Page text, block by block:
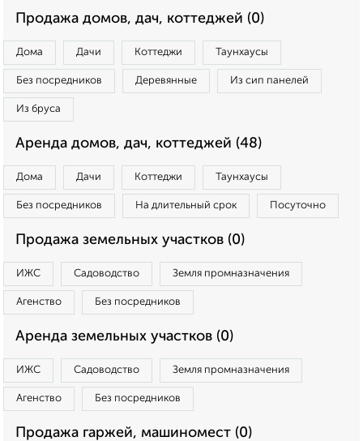
Продажа домов, дач, коттеджей (0)
Дома Дачи Коттеджи Таунхаусы
Без посредников Деревянные Из сип панелей
Из бруса
Аренда домов, дач, коттеджей (48)
Дома Дачи Коттеджи Таунхаусы
Без посредников На длительный срок Посуточно
Продажа земельных участков (0)
ИЖС Садоводство Земля промназначения
Агенство Без посредников
Аренда земельных участков (0)
ИЖС Садоводство Земля промназначения
Агенство Без посредников
Продажа гаржей, машиномест (0)